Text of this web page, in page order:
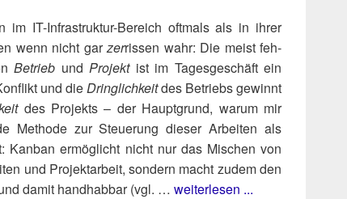
im IT-Infra­struk­tur-Bereich oft­mals als in ihrer
wenn nicht garzerris­sen wahr: Die meist feh­
Betrieb und Pro­jektist im Tages­ge­schäft ein
und dieDring­lich­keitdes Betriebs gewinnt
des Pro­jekts – der Haupt­grund, war­um mir
Metho­de zur Steue­rung die­ser Arbei­ten als
Kan­ban ermög­licht nicht nur das Mischen von
und Pro­jekt­ar­beit, son­dern macht zudem den
damit hand­hab­bar (vgl. … weiterlesen ...